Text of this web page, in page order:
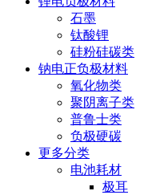
石墨
钛酸锂
硅粉硅碳类
钠电正负极材料
氧化物类
聚阴离子类
普鲁士类
负极硬碳
更多分类
电池耗材
极耳